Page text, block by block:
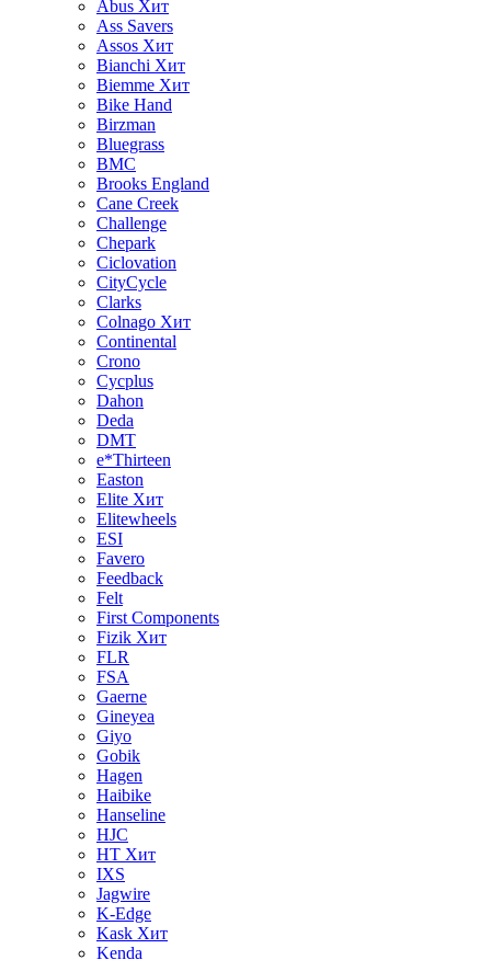
Abus Хит
Ass Savers
Assos Хит
Bianchi Хит
Biemme Хит
Bike Hand
Birzman
Bluegrass
BMC
Brooks England
Cane Creek
Challenge
Chepark
Ciclovation
CityCycle
Clarks
Colnago Хит
Continental
Crono
Cycplus
Dahon
Deda
DMT
e*Thirteen
Easton
Elite Хит
Elitewheels
ESI
Favero
Feedback
Felt
First Components
Fizik Хит
FLR
FSA
Gaerne
Gineyea
Giyo
Gobik
Hagen
Haibike
Hanseline
HJC
HT Хит
IXS
Jagwire
K-Edge
Kask Хит
Kenda